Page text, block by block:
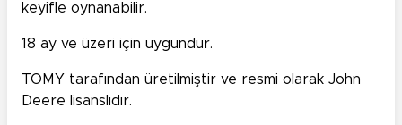
keyifle oynanabilir.
18 ay ve üzeri için uygundur.
TOMY tarafından üretilmiştir ve resmi olarak John
Deere lisanslıdır.